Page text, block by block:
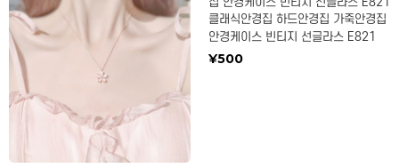
클래식안경집 하드안경집 가죽안경집
안경케이스 빈티지 선글라스 E821
¥500